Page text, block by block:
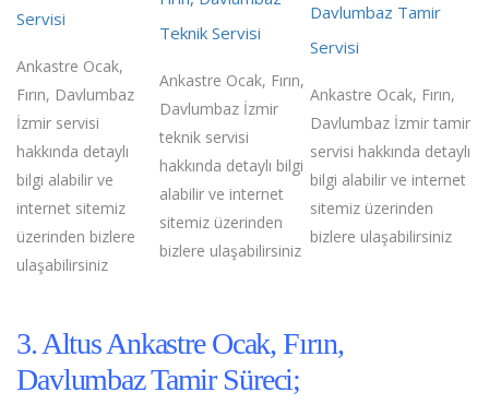
Servisi
Ankastre Ocak,
Fırın, Davlumbaz
İzmir servisi
hakkında detaylı
bilgi alabilir ve
internet sitemiz
üzerinden bizlere
ulaşabilirsiniz
Teknik Servisi
Ankastre Ocak, Fırın,
Davlumbaz İzmir
teknik servisi
hakkında detaylı bilgi
alabilir ve internet
sitemiz üzerinden
bizlere ulaşabilirsiniz
Davlumbaz Tamir
Servisi
Ankastre Ocak, Fırın,
Davlumbaz İzmir tamir
servisi hakkında detaylı
bilgi alabilir ve internet
sitemiz üzerinden
bizlere ulaşabilirsiniz
3. Altus Ankastre Ocak, Fırın,
Davlumbaz Tamir Süreci;